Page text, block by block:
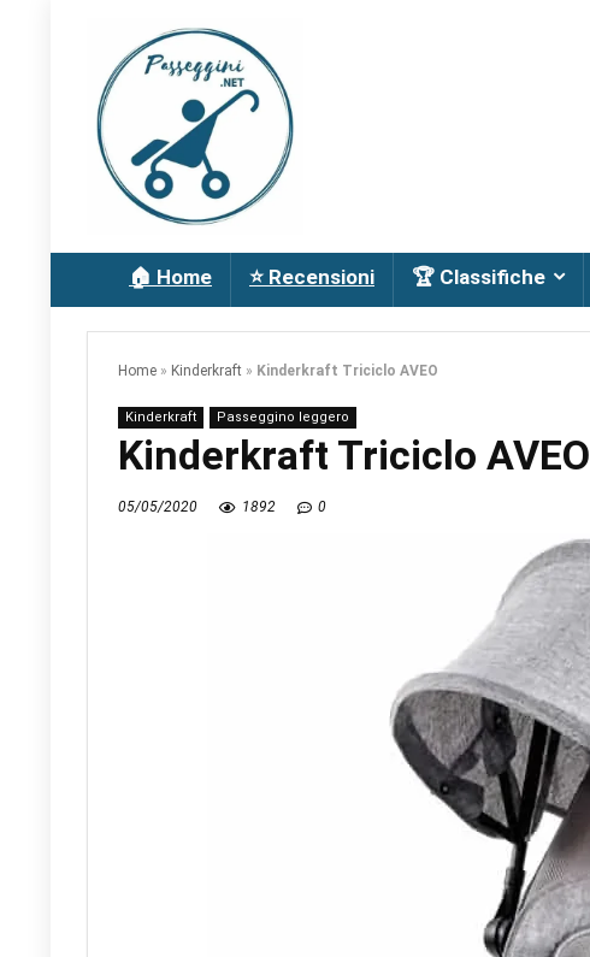
🏠 Home ⭐ Recensioni 🏆 Classifiche
Home » Kinderkraft » Kinderkraft Triciclo AVEO
Kinderkraft Passeggino leggero
Kinderkraft Triciclo AVEO
05/05/2020 1892 0